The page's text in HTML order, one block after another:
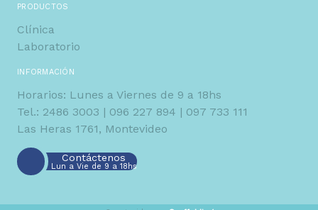
PRODUCTOS
Clínica
Laboratorio
INFORMACIÓN
Horarios: Lunes a Viernes de 9 a 18hs
​Tel.: 2486 3003 | 096 227 894 | 097 733 111
Las Heras 1761, Montevideo
Contáctenos
Lun a Vie de 9 a 18hs